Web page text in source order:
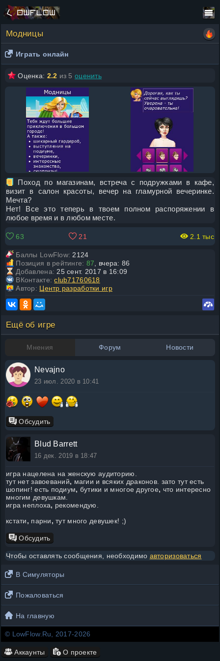
Модницы
Играть онлайн
Оценка: 2.2 из 5 оценить
Поход по магазинам, встреча с подружками в кафе,
визит в салон красоты, вечер на гламурной вечеринке.
Мечта?
Нет! Все это теперь в твоем полном распоряжении в
любое время и в любом месте.
63 21 2.1 тыс
Баллы LowFlow: 2124
Позиция в рейтинге: 87 , вчера: 86
Добавлена: 25 сент. 2017 в 16:09
ВКонтакте: club71760618
Автор: Центр разработки игр
Ещё об игре
Мнения Форум Новости
Nevajno
23 июл. 2020 в 10:41
Обсудить
Blud Barrett
16 дек. 2019 в 18:47
игра нацелена на женскую аудиторию.
тут нет завоеваний, магии и всяких драконов. зато тут есть
шопинг! есть подиум, бутики и многое другое, что интересно
многим девушкам.
игра неплоха, рекомендую.
кстати, парни, тут много девушек! ;)
Обсудить
Чтобы оставлять сообщения, необходимо авторизоваться
В Симуляторы
Пожаловаться
На главную
© LowFlow.Ru, 2017-2026
Аккаунты О проекте